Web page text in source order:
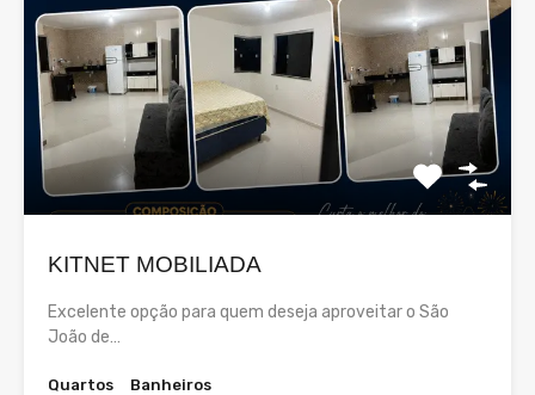
KITNET MOBILIADA
Excelente opção para quem deseja aproveitar o São
João de…
Quartos
Banheiros